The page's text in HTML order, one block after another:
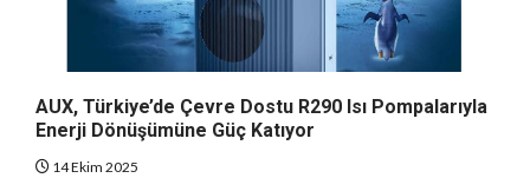
AUX, Türkiye’de Çevre Dostu R290 Isı Pompalarıyla
Enerji Dönüşümüne Güç Katıyor
14 Ekim 2025